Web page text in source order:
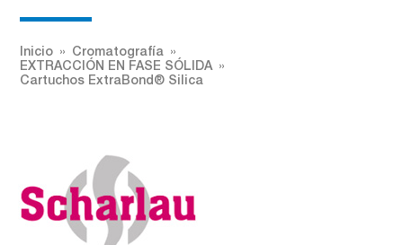
Inicio
Cromatografía
EXTRACCIÓN EN FASE SÓLIDA
Cartuchos ExtraBond® Silica